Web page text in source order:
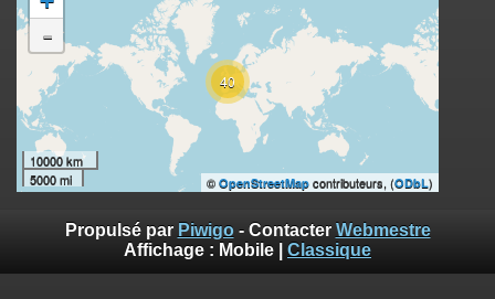
40
-
10000 km
5000 mi
© OpenStreetMap contributeurs, (ODbL)
Propulsé par Piwigo- Contacter Webmestre
Affichage : Mobile Classique